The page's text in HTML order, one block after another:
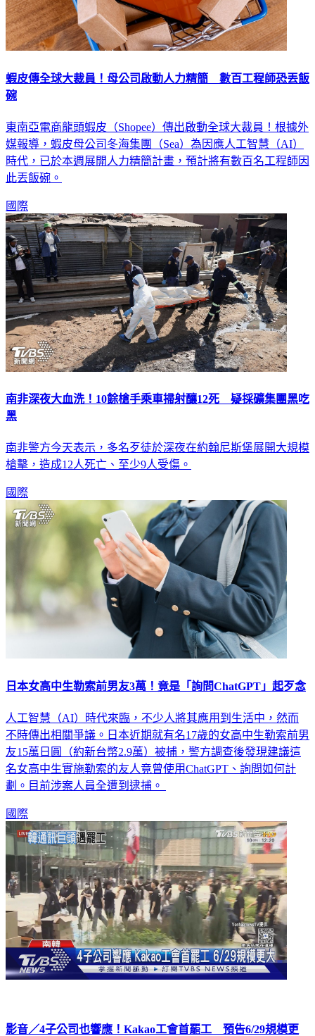
蝦皮傳全球大裁員！母公司啟動人力精簡 數百工程師恐丟飯
碗
東南亞電商龍頭蝦皮（Shopee）傳出啟動全球大裁員！根據外
媒報導，蝦皮母公司冬海集團（Sea）為因應人工智慧（AI）
時代，已於本週展開人力精簡計畫，預計將有數百名工程師因
此丟飯碗。
國際
南非深夜大血洗！10餘槍手乘車掃射釀12死 疑採礦集團黑吃
黑
南非警方今天表示，多名歹徒於深夜在約翰尼斯堡展開大規模
槍擊，造成12人死亡、至少9人受傷。
國際
日本女高中生勒索前男友3萬！竟是「詢問ChatGPT」起歹念
人工智慧（AI）時代來臨，不少人將其應用到生活中，然而
不時傳出相關爭議。日本近期就有名17歲的女高中生勒索前男
友15萬日圓（約新台幣2.9萬）被捕，警方調查後發現建議這
名女高中生實施勒索的友人竟曾使用ChatGPT、詢問如何計
劃。目前涉案人員全遭到逮捕。
國際
影音／4子公司也響應！Kakao工會首罷工 預告6/29規模更